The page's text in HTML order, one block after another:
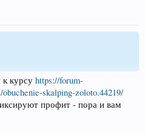
курсу https://forum-
skalping-zoloto.44219/
профит - пора и вам